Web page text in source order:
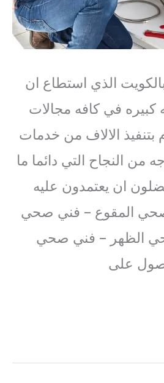
الذي استطاع ان
في كافه مجالات
بتنفيذ الالاف من خدمات
من النجاح التي دائما ما
ان يعتمدون عليه
صحي المقوع – فني صحي
الظهر – فني صحي
على